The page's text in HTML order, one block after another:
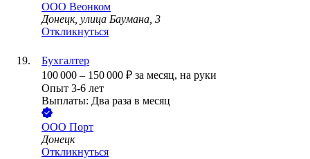
ООО Веонком
Донецк, улица Баумана, 3
Откликнуться
Бухгалтер
100 000 – 150 000 ₽ за месяц, на руки
Опыт 3-6 лет
Выплаты: Два раза в месяц
ООО Порт
Донецк
Откликнуться